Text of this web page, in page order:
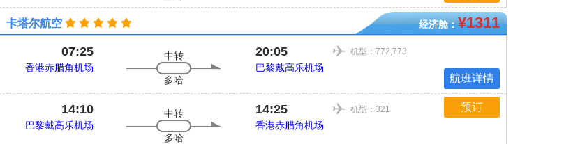
卡塔尔航空 经济舱：¥1311
07:25
香港赤腊角机场
中转
多哈
20:05
巴黎戴高乐机场
机型：772,773
航班详情
14:10
巴黎戴高乐机场
中转
多哈
14:25
香港赤腊角机场
机型：321 预订